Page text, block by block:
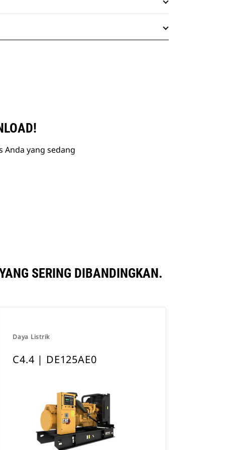
yang sedang
SERING DIBANDINGKAN.
Daya Listrik
C4.4 | DE125AE0